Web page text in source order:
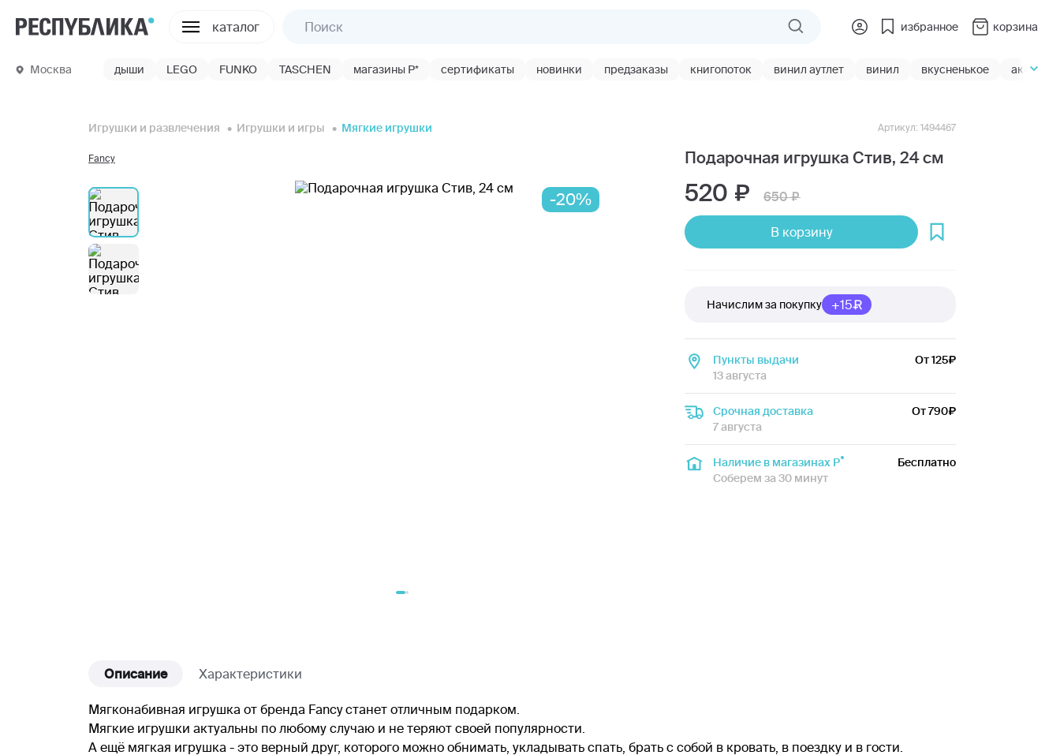
каталог избранное корзина
Москва дыши LEGO FUNKO TASCHEN магазины Р* сертификаты новинки предзаказы книгопоток винил аутлет винил вкусненькое акции
Игрушки и развлечения Игрушки и игры Мягкие игрушки
-20%
Fancy Подарочная игрушка Стив, 24 см
Артикул: 1494467
520 650
В корзину
Начислим за покупку +15
Пункты выдачи
13 августа
От 125
Срочная доставка
7 августа
От 790
Наличие в магазинах Р
Соберем за 30 минут
Бесплатно
Описание Характеристики
Мягконабивная игрушка от бренда Fancy станет отличным подарком.
Мягкие игрушки актуальны по любому случаю и не теряют своей популярности.
А ещё мягкая игрушка - это верный друг, которого можно обнимать, укладывать спать, брать с собой в кровать, в поездку и в гости.